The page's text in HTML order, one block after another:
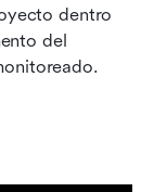
dentro
del